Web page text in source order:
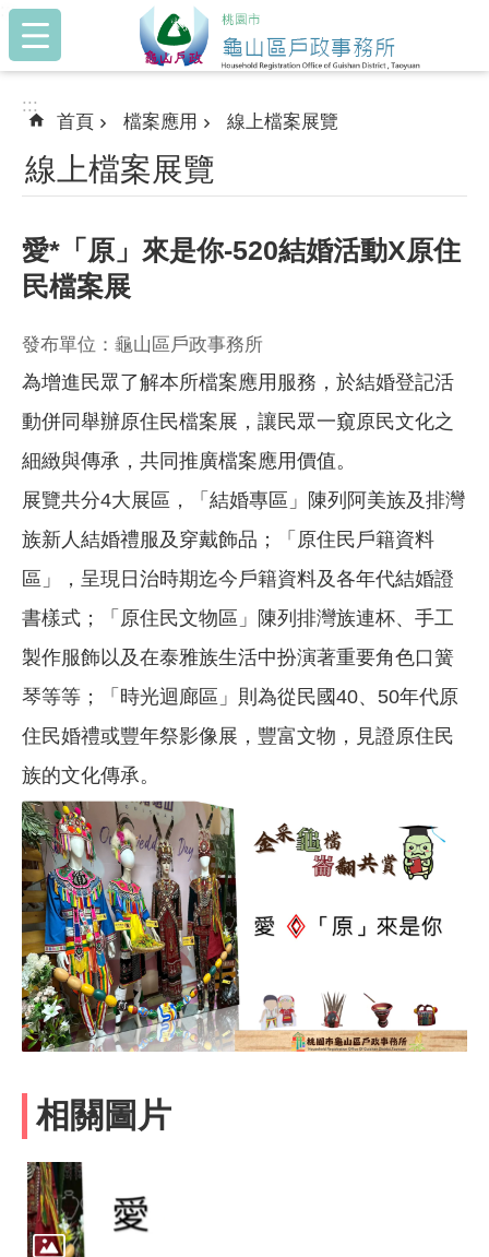
跳到主要內容區塊
:::
:::
首頁 檔案應用 線上檔案展覽
線上檔案展覽
愛*「原」來是你-520結婚活動X原住
民檔案展
發布單位：龜山區戶政事務所
為增進民眾了解本所檔案應用服務，於結婚登記活
動併同舉辦原住民檔案展，讓民眾一窺原民文化之
細緻與傳承，共同推廣檔案應用價值。
展覽共分4大展區，「結婚專區」陳列阿美族及排灣
族新人結婚禮服及穿戴飾品；「原住民戶籍資料
區」，呈現日治時期迄今戶籍資料及各年代結婚證
書樣式；「原住民文物區」陳列排灣族連杯、手工
製作服飾以及在泰雅族生活中扮演著重要角色口簧
琴等等；「時光迴廊區」則為從民國40、50年代原
住民婚禮或豐年祭影像展，豐富文物，見證原住民
族的文化傳承。
相關圖片